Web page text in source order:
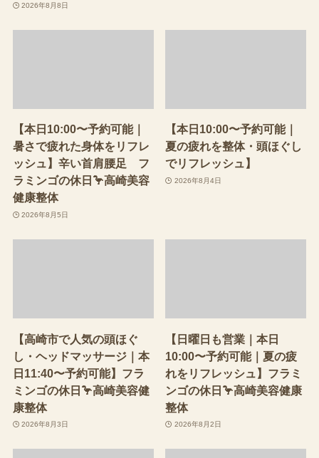
2026年8月8日
【本日10:00〜予約可能｜
暑さで疲れた身体をリフレ
ッシュ】辛い首肩腰足 フ
ラミンゴの休日🦩高崎美容
健康整体
2026年8月5日
【本日10:00〜予約可能｜
夏の疲れを整体・頭ほぐし
でリフレッシュ】
2026年8月4日
【高崎市で人気の頭ほぐ
し・ヘッドマッサージ｜本
日11:40〜予約可能】フラ
ミンゴの休日🦩高崎美容健
康整体
2026年8月3日
【日曜日も営業｜本日
10:00〜予約可能｜夏の疲
れをリフレッシュ】フラミ
ンゴの休日🦩高崎美容健康
整体
2026年8月2日